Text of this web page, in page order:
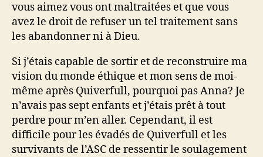
vous aimez vous ont maltraitées et que vous
avez le droit de refuser un tel traitement sans
les abandonner ni à Dieu.
Si j’étais capable de sortir et de reconstruire ma
vision du monde éthique et mon sens de moi-
même après Quiverfull, pourquoi pas Anna? Je
n’avais pas sept enfants et j’étais prêt à tout
perdre pour m’en aller. Cependant, il est
difficile pour les évadés de Quiverfull et les
survivants de l’ASC de ressentir le soulagement